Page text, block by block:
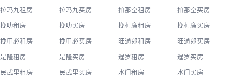
拉玛九租房 拉玛九买房 拍那空租房 拍那空买房
挽叻租房 挽叻买房 挽柯廉租房 挽柯廉买房
挽甲必租房 挽甲必买房 旺通郎租房 旺通郎买房
是隆租房 是隆买房 暹罗租房 暹罗买房
民武里租房 民武里买房 水门租房 水门买房